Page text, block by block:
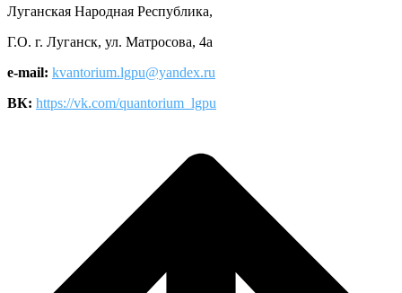
Луганская Народная Республика,
Г.О. г. Луганск, ул. Матросова, 4а
e-mail: kvantorium.lgpu@yandex.ru
ВК: https://vk.com/quantorium_lgpu